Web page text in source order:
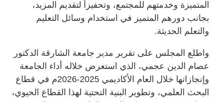
المتميزة وخدمتهم للمجتمع، وتحفيزاً لتقديم المزيد،
بجانب دورهم المتميز في استخدام وسائل التعليم
والتعلم الحديثة.
واطلع المجلس على تقرير مدير جامعة الشارقة الدكتور
عصام الدين عجمي، الذي استعرض خلاله أداء الجامعة
وإنجازاتها خلال العام الأكاديمي 2025-2026م في قطاع
البحث العلمي، وتطوير البنية التحتية لهذا القطاع الحيوي،